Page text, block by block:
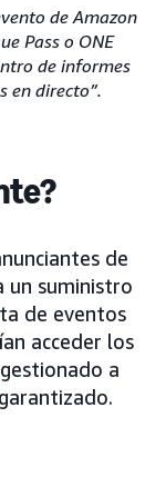
de Amazon
Pass o ONE
de informes
en directo”.
de
un suministro
de eventos
acceder los
a